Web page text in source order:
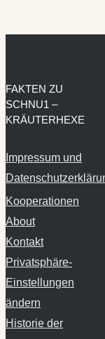
Impressum und
Kooperationen
About
Kontakt
Privatsphäre-
Einstellungen
ändern
Historie der
Privatsphäre-
Einstellungen